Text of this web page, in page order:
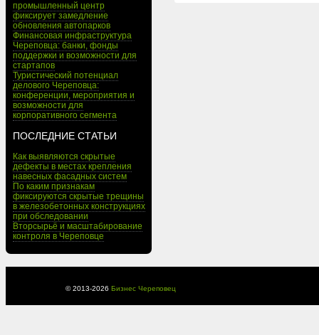
промышленный центр
фиксирует замедление
обновления автопарков
Финансовая инфраструктура
Череповца: банки, фонды
поддержки и возможности для
стартапов
Туристический потенциал
делового Череповца:
конференции, мероприятия и
возможности для
корпоративного сегмента
ПОСЛЕДНИЕ СТАТЬИ
Как выявляются скрытые
дефекты в местах крепления
навесных фасадных систем
По каким признакам
фиксируются скрытые трещины
в железобетонных конструкциях
при обследовании
Вторсырьё и масштабирование
контроля в Череповце
© 2013-2026 Бизнес Череповец